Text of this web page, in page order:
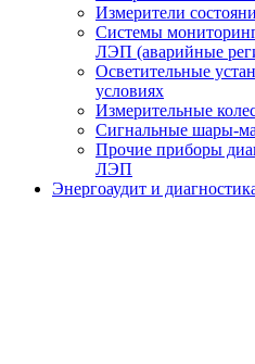
Измерители
Системы
ЛЭП (аварийные
Осветительные
условиях
Измерительные
Сигнальные шары-
Прочие приборы
ЛЭП
Энергоаудит и